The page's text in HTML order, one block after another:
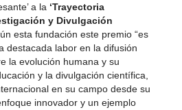
a la ‘Trayectoria
y Divulgación
esta fundación este premio “es
destacada labor en la difusión
la evolución humana y su
y la divulgación científica,
en su campo desde su
innovador y un ejemplo